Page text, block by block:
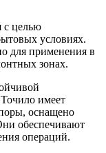
с целью
условиях.
для применения в
зонах.
имеет
оснащено
обеспечивают
операций.